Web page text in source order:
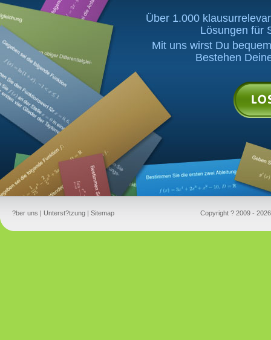
Über 1.000
Lösungen für
Mit uns wirst Du
Bestehen
?ber uns | Unterst?tzung | Sitemap Copyright ? 2009 -